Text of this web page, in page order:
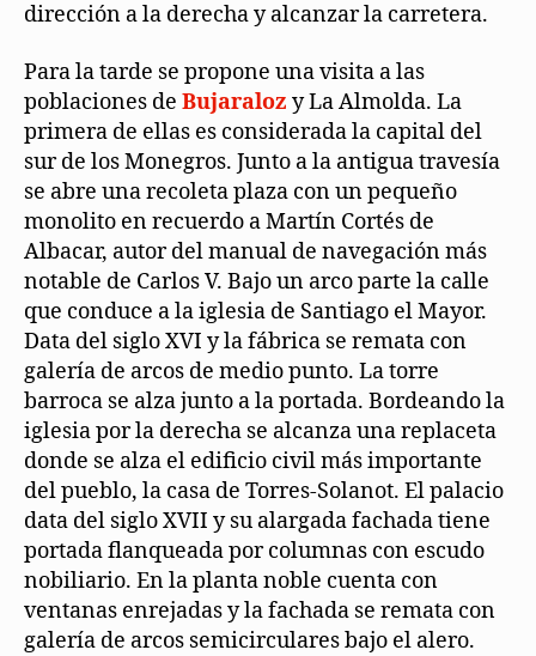
dirección a la derecha y alcanzar la carretera.
Para la tarde se propone una visita a las
poblaciones de Bujaraloz y La Almolda. La
primera de ellas es considerada la capital del
sur de los Monegros. Junto a la antigua travesía
se abre una recoleta plaza con un pequeño
monolito en recuerdo a Martín Cortés de
Albacar, autor del manual de navegación más
notable de Carlos V. Bajo un arco parte la calle
que conduce a la iglesia de Santiago el Mayor.
Data del siglo XVI y la fábrica se remata con
galería de arcos de medio punto. La torre
barroca se alza junto a la portada. Bordeando la
iglesia por la derecha se alcanza una replaceta
donde se alza el edificio civil más importante
del pueblo, la casa de Torres-Solanot. El palacio
data del siglo XVII y su alargada fachada tiene
portada flanqueada por columnas con escudo
nobiliario. En la planta noble cuenta con
ventanas enrejadas y la fachada se remata con
galería de arcos semicirculares bajo el alero.